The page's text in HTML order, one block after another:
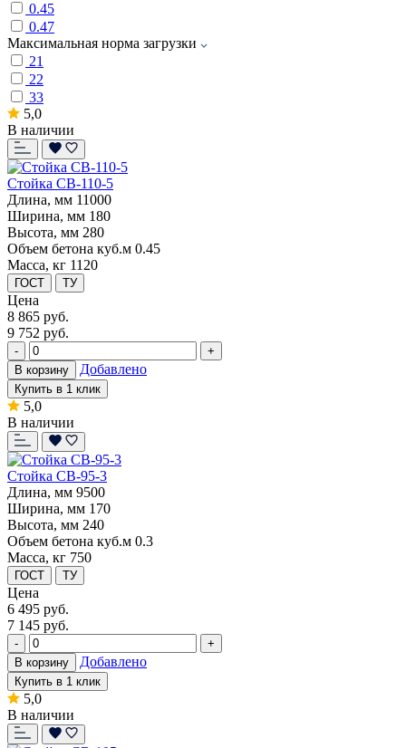
0.45
0.47
Максимальная норма загрузки
21
22
33
5,0
В наличии
Стойка СВ-110-5
Длина, мм 11000
Ширина, мм 180
Высота, мм 280
Объем бетона куб.м 0.45
Масса, кг 1120
ГОСТ ТУ
Цена
8 865 руб.
9 752 руб.
-
+
В корзину
Добавлено
Купить в 1 клик
5,0
В наличии
Стойка СВ-95-3
Длина, мм 9500
Ширина, мм 170
Высота, мм 240
Объем бетона куб.м 0.3
Масса, кг 750
ГОСТ ТУ
Цена
6 495 руб.
7 145 руб.
-
+
В корзину
Добавлено
Купить в 1 клик
5,0
В наличии